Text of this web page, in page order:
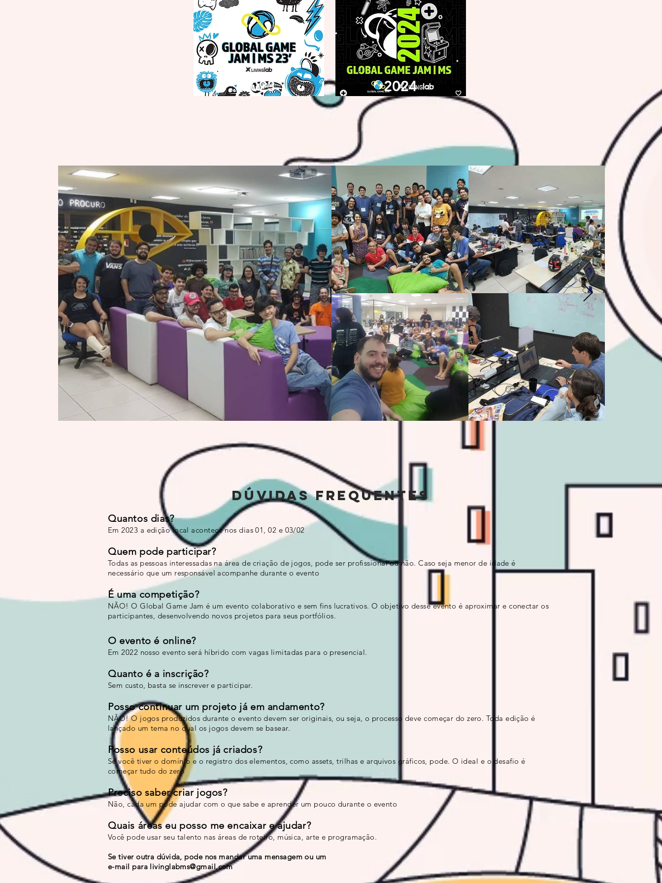
2023 2024
Dúvidas frequentes
Quantos dias?
Em 2023 a edição local acontece nos dias 01, 02 e 03/02
Quem pode participar?
Todas as pessoas interessadas na área de criação de jogos, pode ser profissional ou não. Caso seja menor de idade é
necessário que um responsável acompanhe durante o evento
É uma competição?
NÃO! O Global Game Jam é um evento colaborativo e sem fins lucrativos. O objetivo desse evento é aproximar e conectar os
participantes, desenvolvendo novos projetos para seus portfólios.
O evento é online?
Em 2022 nosso evento será híbrido com vagas limitadas para o presencial.
Quanto é a inscrição?
Sem custo, basta se inscrever e participar.
Posso continuar um projeto já em andamento?
NÃO! O jogos produzidos durante o evento devem ser originais, ou seja, o processo deve começar do zero. Toda edição é
lançado um tema no qual os jogos devem se basear.
Posso usar conteúdos já criados?
Se você tiver o domínio e o registro dos elementos, como assets, trilhas e arquivos gráficos, pode. O ideal e o desafio é
começar tudo do zero
Preciso saber criar jogos?
Não, cada um pode ajudar com o que sabe e aprender um pouco durante o evento
Quais áreas eu posso me encaixar e ajudar?
Você pode usar seu talento nas áreas de roteiro, música, arte e programação.
Se tiver outra dúvida, pode nos mandar uma mensagem ou um
e-mail para livinglabms@gmail.com